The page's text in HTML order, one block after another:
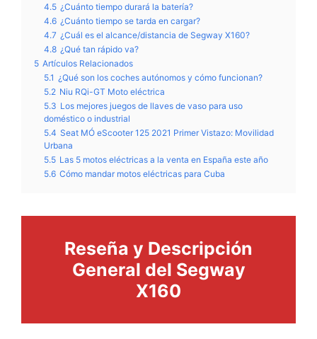
4.5 ¿Cuánto tiempo durará la batería?
4.6 ¿Cuánto tiempo se tarda en cargar?
4.7 ¿Cuál es el alcance/distancia de Segway X160?
4.8 ¿Qué tan rápido va?
5 Artículos Relacionados
5.1 ¿Qué son los coches autónomos y cómo funcionan?
5.2 Niu RQi-GT Moto eléctrica
5.3 Los mejores juegos de llaves de vaso para uso
doméstico o industrial
5.4 Seat MÓ eScooter 125 2021 Primer Vistazo: Movilidad
Urbana
5.5 Las 5 motos eléctricas a la venta en España este año
5.6 Cómo mandar motos eléctricas para Cuba
Reseña y Descripción
General del Segway
X160